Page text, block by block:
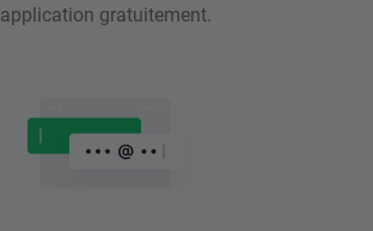
application gratuitement.